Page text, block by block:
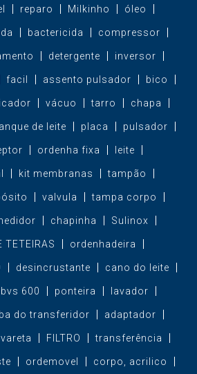
reparo Milkinho óleo
bactericida compressor
detergente inversor
facil assento pulsador bico
vácuo tarro chapa
de leite placa pulsador
ordenha fixa leite
kit membranas tampão
valvula tampa corpo
chapinha Sulinox
TETEIRAS ordenhadeira
desincrustante cano do leite
bvs 600 ponteira lavador
do transferidor adaptador
vareta FILTRO transferência
ordemovel corpo, acrilico